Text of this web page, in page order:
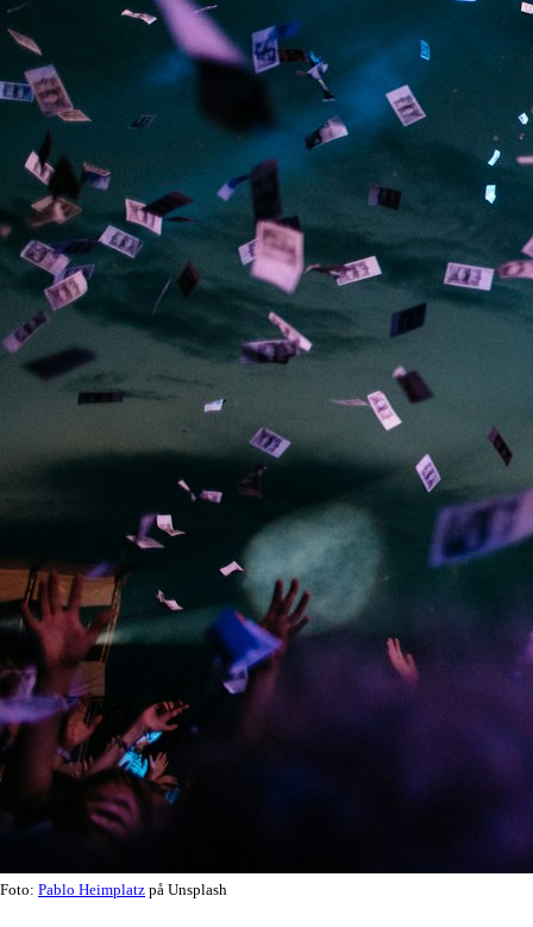
Foto: Pablo Heimplatz på Unsplash